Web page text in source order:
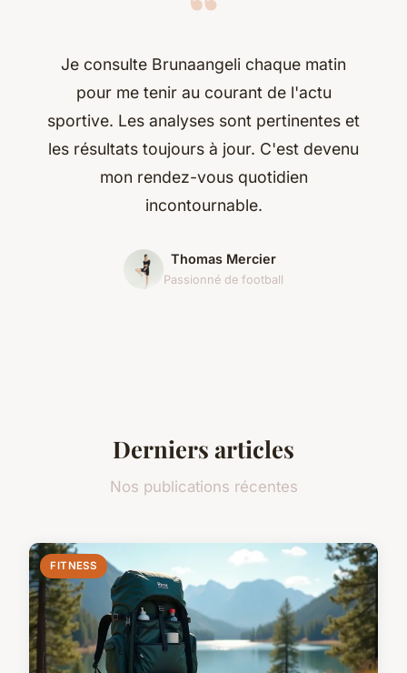
Je consulte Brunaangeli chaque matin
pour me tenir au courant de l'actu
sportive. Les analyses sont pertinentes et
les résultats toujours à jour. C'est devenu
mon rendez-vous quotidien
incontournable.
Thomas Mercier
Passionné de football
Derniers articles
Nos publications récentes
FITNESS